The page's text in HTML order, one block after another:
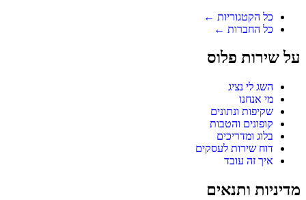
כל הקטגוריות ←
כל החברות ←
על שירות פלוס
השג לי נציג
מי אנחנו
שקיפות ונתונים
קופונים והטבות
בלוג ומדריכים
דוח שירות לעסקים
איך זה עובד
מדיניות ותנאים